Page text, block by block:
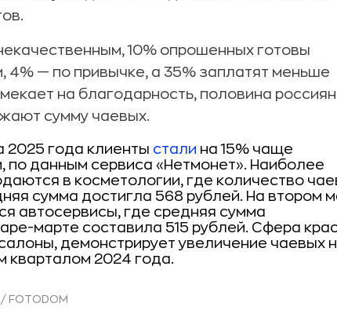
10% опрошенных готовы
4% — по привычке, а 35% заплатят меньше
на благодарность, половина россиян
сумму чаевых.
2025 года клиенты стали на 15% чаще
по данным сервиса «Нетмонет». Наиболее
в косметологии, где количество
сумма достигла 568 рублей. На втором
автосервисы, где средняя сумма
марте составила 515 рублей. Сфера
демонстрирует увеличение чаевых
кварталом 2024 года.